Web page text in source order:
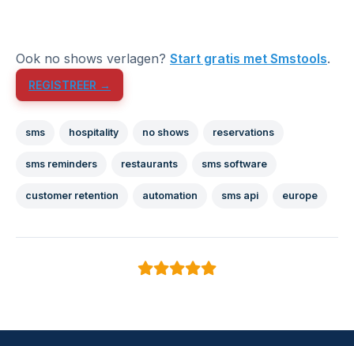
Ook no shows verlagen? Start gratis met Smstools.
REGISTREER →
sms hospitality no shows reservations
sms reminders restaurants sms software
customer retention automation sms api europe